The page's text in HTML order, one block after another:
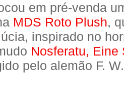
em pré-venda
MDS Roto Plush,
inspirado no
Nosferatu, Eine
pelo alemão F.